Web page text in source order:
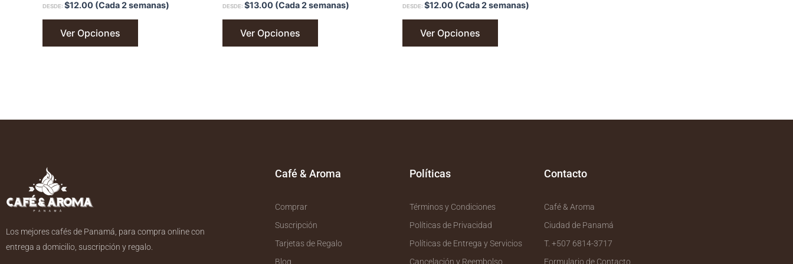
DESDE: $12.00 (Cada 2 semanas)
Ver Opciones
DESDE: $13.00 (Cada 2 semanas)
Ver Opciones
DESDE: $12.00 (Cada 2 semanas)
Ver Opciones
Los mejores cafés de Panamá, para compra online con
entrega a domicilio, suscripción y regalo.
Café & Aroma
Comprar
Suscripción
Tarjetas de Regalo
Blog
Políticas
Términos y Condiciones
Políticas de Privacidad
Políticas de Entrega y Servicios
Cancelación y Reembolso
Contacto
Café & Aroma
Ciudad de Panamá
T. +507 6814-3717
Formulario de Contacto